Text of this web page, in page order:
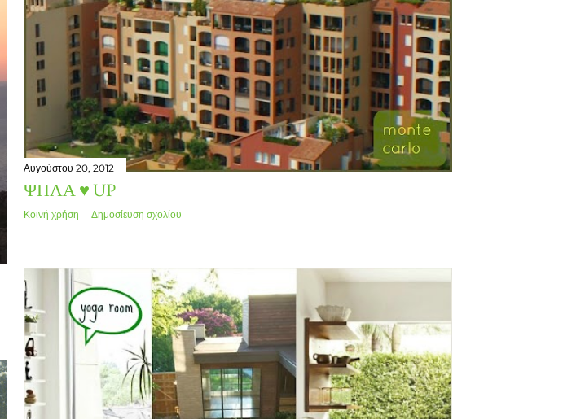
Αυγούστου 20, 2012
ΨΗΛΆ ♥ UP
Κοινή χρήση Δημοσίευση σχολίου